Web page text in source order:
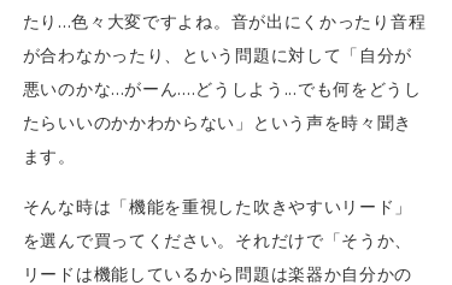
たり...色々大変ですよね。音が出にくかったり音程
が合わなかったり、という問題に対して「自分が
悪いのかな...がーん....どうしよう...でも何をどうし
たらいいのかかわからない」という声を時々聞き
ます。
そんな時は「機能を重視した吹きやすいリード」
を選んで買ってください。それだけで「そうか、
リードは機能しているから問題は楽器か自分かの